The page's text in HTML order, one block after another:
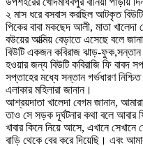
২ মাস ধরে বসবাস করছিল আটকৃত
পিকের বাবা মকছেদ আলী, মাতা
বউয়ের আত্মিয় বেড়াতে এসেছে বলে
বিউটি একজন কবিরাজ ঝাড়-ফুক,সন্তান
হওয়ার জন্য বিউটি কবিরাজি ফি বাবদ
সপ্তাহের মধ্যে সন্তান গর্ভধারণ
এলাকার মহিলারা জানান।
আশ্রয়দাতা খালেদা বেগম জানান,
তাও সে সড়ক দূর্ঘটনার কথা বলে
খাবার কিনে নিয়ে আসে, এখানে
বাড়ি থেকে বের করে দিয়েছি। এবং